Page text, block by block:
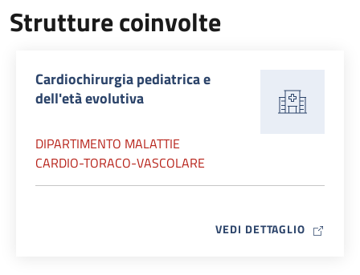
Strutture coinvolte
Cardiochirurgia pediatrica e
dell'età evolutiva
DIPARTIMENTO MALATTIE
CARDIO-TORACO-VASCOLARE
VEDI DETTAGLIO MAP ICON